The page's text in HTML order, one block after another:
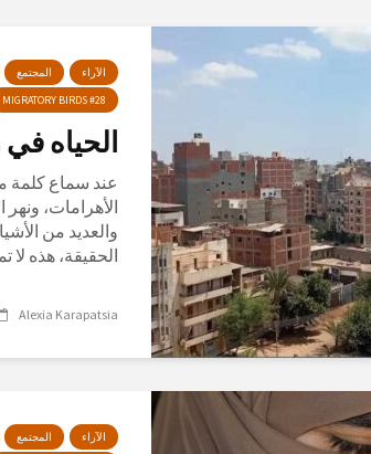
الآراء المجتمع
MIGRATORY BIRDS #28
الحياه
عند سماع كلمة
الأهرامات، ونهر
والعديد من
الحقيقة، هذه لا تمثل سوى
Alexia Karapatsia
الآراء المجتمع